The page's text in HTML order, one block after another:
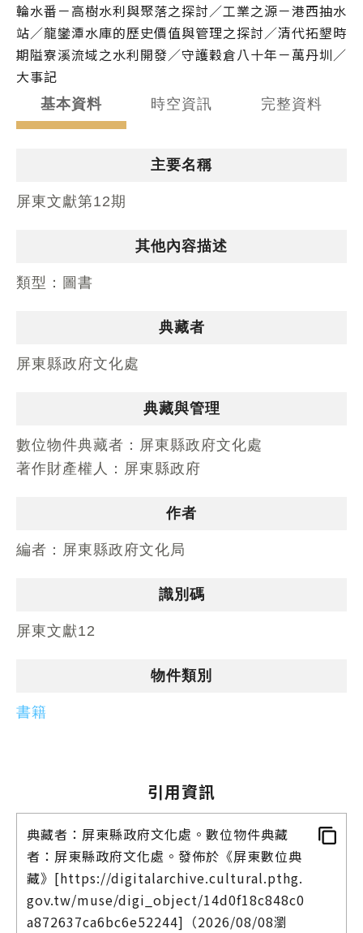
輪水番－高樹水利與聚落之探討／工業之源－港西抽水
站／龍鑾潭水庫的歷史價值與管理之探討／清代拓墾時
期隘寮溪流域之水利開發／守護穀倉八十年－萬丹圳／
大事記
基本資料 時空資訊 完整資料
主要名稱
屏東文獻第12期
其他內容描述
類型： 圖書
典藏者
屏東縣政府文化處
典藏與管理
數位物件典藏者： 屏東縣政府文化處
著作財產權人： 屏東縣政府
作者
編者： 屏東縣政府文化局
識別碼
屏東文獻12
物件類別
書籍
引用資訊
典藏者：屏東縣政府文化處。數位物件典藏
者：屏東縣政府文化處。發佈於《屏東數位典
藏》[https://digitalarchive.cultural.pthg.
gov.tw/muse/digi_object/14d0f18c848c0
a872637ca6bc6e52244]（2026/08/08瀏